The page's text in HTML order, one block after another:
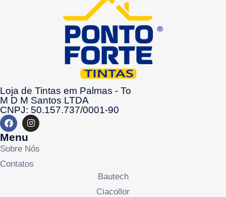
Loja de Tintas em Palmas - To
M D M Santos LTDA
CNPJ: 50.157.737/0001-90
Menu
Sobre Nós
Contatos
Bautech
Ciacollor